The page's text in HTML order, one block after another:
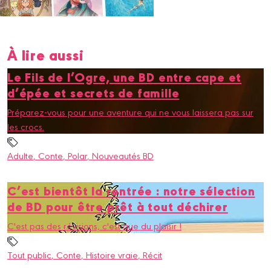
À lire aussi
Le Fils de l’Ogre, une BD entre cape et
d’épée et secrets de famille
Préparez-vous pour une aventure qui ne vous laissera pas sur
les crocs.
Adulte, Conte, Polar, Nouveautés BD
C’est bientôt la rentrée : notre sélection
de BD pour être prêt à tout déchirer
C'est pas des révisions, c'est que du plaisir !
Tout public, Conte, Histoire vraie, Récit